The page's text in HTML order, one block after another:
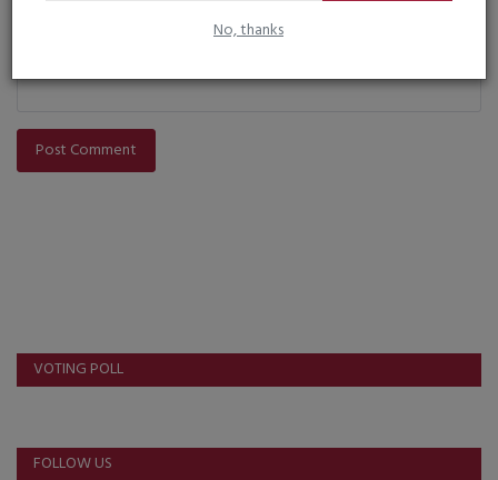
No, thanks
Post Comment
VOTING POLL
FOLLOW US